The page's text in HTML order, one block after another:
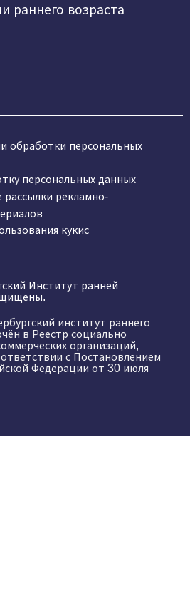
раннего возраста
обработки персональных
персональных данных
рассылки рекламно-
кукис
Институт ранней
институт раннего
в Реестр социально
организаций,
с Постановлением
Федерации от 30 июля